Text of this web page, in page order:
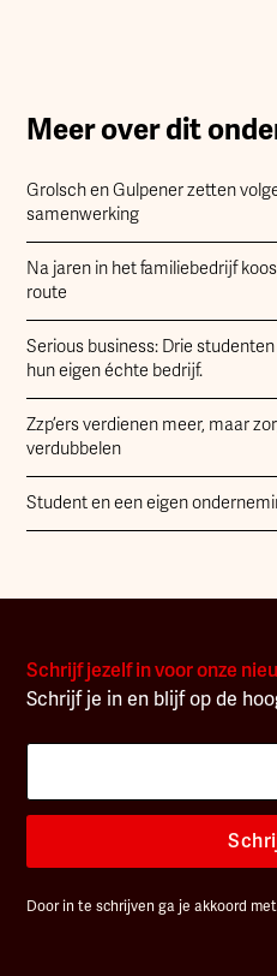
Meer over dit
Grolsch en Gulpener zetten
samenwerking
Na jaren in het familiebedrijf
route
Serious business: Drie
hun eigen échte bedrijf.
Zzp’ers verdienen meer, maar
verdubbelen
Student en een eigen
Schrijf jezelf in voor onze
Schrijf je in en blijf op de
Door in te schrijven ga je akkoord